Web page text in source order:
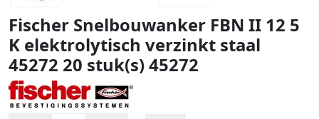
Fischer Snelbouwanker FBN II 12 5
K elektrolytisch verzinkt staal
45272 20 stuk(s) 45272